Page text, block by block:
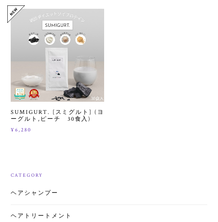
SUMIGURT. [スミグルト] (ヨ
ーグルト,ピーチ 30食入)
¥6,280
CATEGORY
ヘアシャンプー
ヘアトリートメント